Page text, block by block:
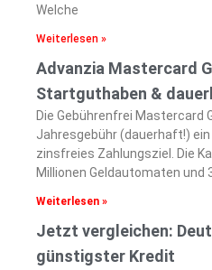
Welche
Weiterlesen »
Advanzia Mastercard
Startguthaben &
Die Gebührenfrei Mastercard
Jahresgebühr (dauerhaft!)
zinsfreies Zahlungsziel. Die
Millionen Geldautomaten und
Weiterlesen »
Jetzt vergleichen:
günstigster Kredit